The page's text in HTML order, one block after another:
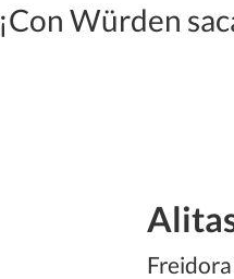
¡Con Würden